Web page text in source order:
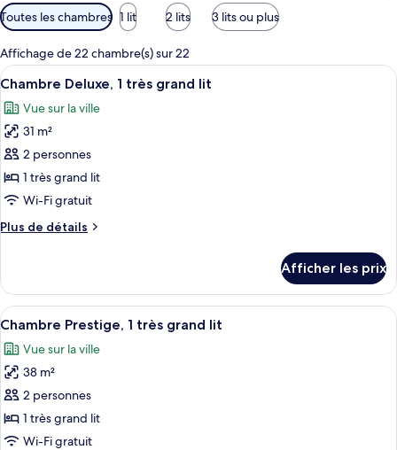
Filtres
disponibles
pour
les
chambres
Toutes les chambres 1 lit 2 lits 3 lits ou plus
Affichage de 22 chambre(s) sur 22
Afficher
toutes
les
photos
pour
ce
type
chambre :
très
grand
lit
Une chambre d’hôtel moderne
5
Chambre Deluxe, 1 très grand lit
Vue sur la ville
31 m²
2 personnes
1 très grand lit
Wi-Fi gratuit
Plus de détails
Plus
Chambre
Deluxe,
1
grand
lit
Afficher les prix
Afficher
toutes
les
photos
pour
ce
type
Une chambre d’hôtel moderne
8
Chambre Prestige, 1 très grand lit
Vue sur la ville
38 m²
2 personnes
1 très grand lit
Wi-Fi gratuit